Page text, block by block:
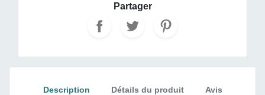
Partager
Description Détails du produit Avis